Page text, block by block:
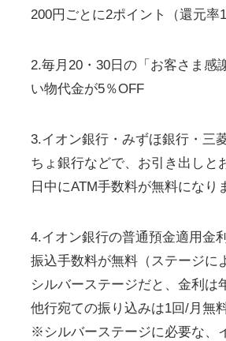
200円ごとに2ポイント（還元率
2.毎月20・30日の「お客さま感
い物代金が5％OFF
3.イオン銀行・みずほ銀行・三
ちょ銀行などで、お引き出しと
日中にATM手数料が無料になり
4.イオン銀行の普通預金適用金
振込手数料が無料（ステージに
シルバーステージだと、金利は
他行宛ての振り込みは1回/月無
※シルバーステージに必要な、